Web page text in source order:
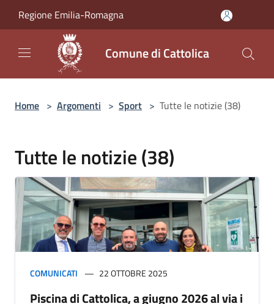
Regione Emilia-Romagna
Comune di Cattolica
Home > Argomenti > Sport > Tutte le notizie (38)
Tutte le notizie (38)
COMUNICATI 22 OTTOBRE 2025
Piscina di Cattolica, a giugno 2026 al via i